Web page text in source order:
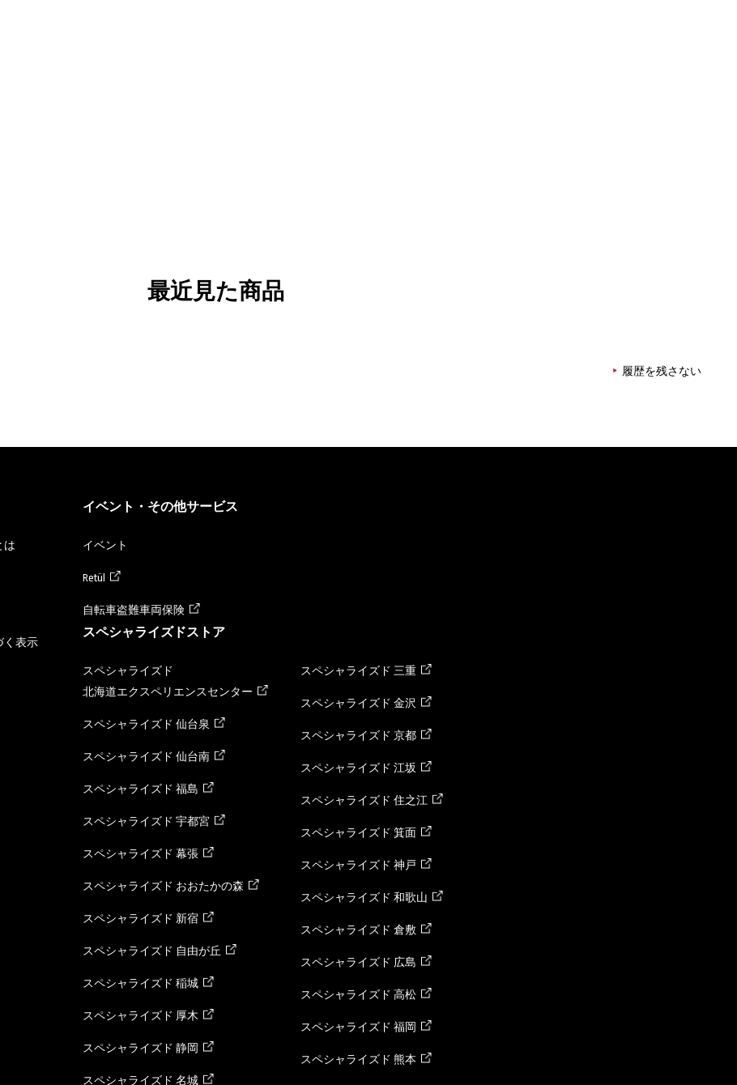
最近見た商品
履歴を残さない
は
く表示
イベント・その他サービス
イベント
Retül
自転車盗難車両保険
スペシャライズドストア
スペシャライズド
北海道エクスペリエンスセンター
スペシャライズド 仙台泉
スペシャライズド 仙台南
スペシャライズド 福島
スペシャライズド 宇都宮
スペシャライズド 幕張
スペシャライズド おおたかの森
スペシャライズド 新宿
スペシャライズド 自由が丘
スペシャライズド 稲城
スペシャライズド 厚木
スペシャライズド 静岡
スペシャライズド 名城
スペシャライズド 三重
スペシャライズド 金沢
スペシャライズド 京都
スペシャライズド 江坂
スペシャライズド 住之江
スペシャライズド 箕面
スペシャライズド 神戸
スペシャライズド 和歌山
スペシャライズド 倉敷
スペシャライズド 広島
スペシャライズド 高松
スペシャライズド 福岡
スペシャライズド 熊本